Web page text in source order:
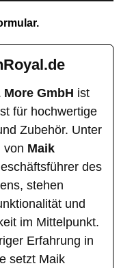
More GmbH ist
für hochwertige
Zubehör. Unter
von Maik
des
stehen
und
im Mittelpunkt.
Erfahrung in
setzt Maik